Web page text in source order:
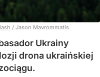
/ Jason Mavrommatis
Ukrainy
drona ukraińskiej